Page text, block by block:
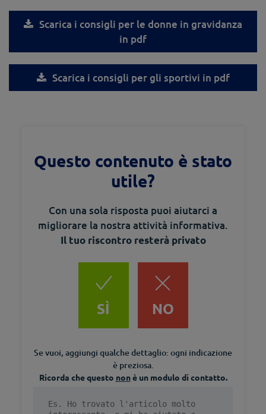
Scarica i consigli per le donne in gravidanza
in pdf
Scarica i consigli per gli sportivi in pdf
Questo contenuto è stato
utile?
Con una sola risposta puoi aiutarci a
migliorare la nostra attività informativa.
Il tuo riscontro resterà privato
SÌ NO
Se vuoi, aggiungi qualche dettaglio: ogni indicazione
è preziosa.
Ricorda che questo nonè un modulo di contatto.